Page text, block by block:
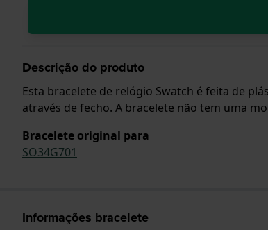
Descrição do produto
Esta bracelete de relógio Swatch é feita de
através de fecho. A bracelete não tem uma
Bracelete original para
SO34G701
Informações bracelete